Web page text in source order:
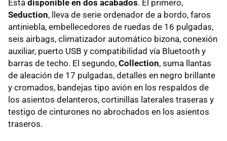
Está disponible en dos acabados. El primero,
Seduction, lleva de serie ordenador de a bordo, faros
antiniebla, embellecedores de ruedas de 16 pulgadas,
seis airbags, climatizador automático bizona, conexión
auxiliar, puerto USB y compatibilidad vía Bluetooth y
barras de techo. El segundo, Collection, suma llantas
de aleación de 17 pulgadas, detalles en negro brillante
y cromados, bandejas tipo avión en los respaldos de
los asientos delanteros, cortinillas laterales traseras y
testigo de cinturones no abrochados en los asientos
traseros.